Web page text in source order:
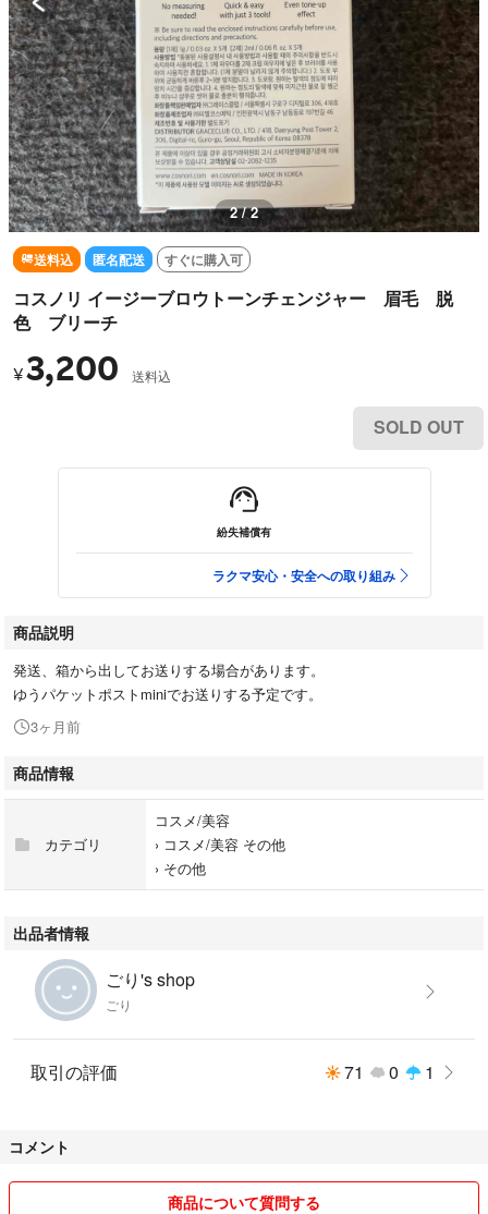
2 / 2
送料込 匿名配送 すぐに購入可
コスノリ イージーブロウトーンチェンジャー 眉毛 脱
色 ブリーチ
¥3,200 送料込
SOLD OUT
紛失補償有
ラクマ安心・安全への取り組み
商品説明
発送、箱から出してお送りする場合があります。
ゆうパケットポストminiでお送りする予定です。
3ヶ月前
商品情報
カテゴリ
コスメ/美容
› コスメ/美容 その他
› その他
出品者情報
ごり's shop
ごり
取引の評価 71 0 1
コメント
商品について質問する